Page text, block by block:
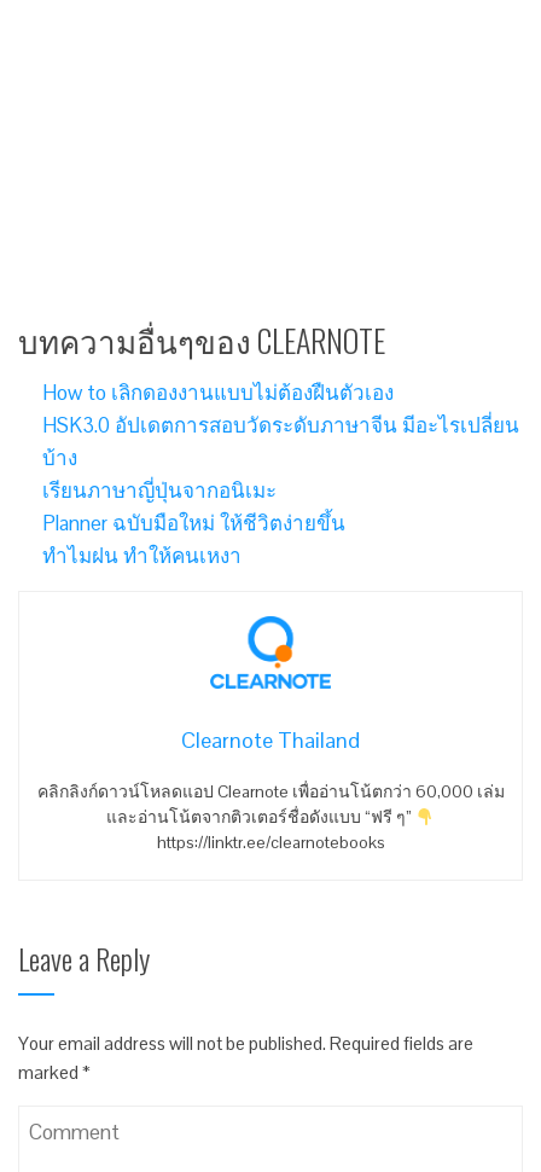
บทความอื่นๆของ CLEARNOTE
How to เลิกดองงานแบบไม่ต้องฝืนตัวเอง
HSK3.0 อัปเดตการสอบวัดระดับภาษาจีน มีอะไรเปลี่ยน
บ้าง
เรียนภาษาญี่ปุ่นจากอนิเมะ
Planner ฉบับมือใหม่ ให้ชีวิตง่ายขึ้น
ทำไมฝน ทำให้คนเหงา
Clearnote Thailand
คลิกลิงก์ดาวน์โหลดแอป Clearnote เพื่ออ่านโน้ตกว่า 60,000 เล่ม
และอ่านโน้ตจากติวเตอร์ชื่อดังแบบ “ฟรี ๆ”
https://linktr.ee/clearnotebooks
Leave a Reply
Your email address will not be published. Required fields are
marked *